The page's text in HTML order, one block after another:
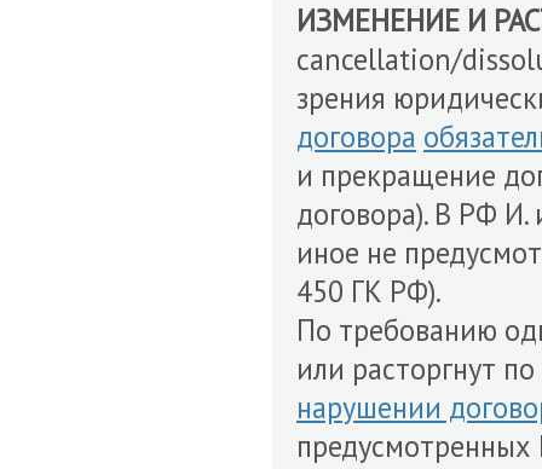
ИЗМЕНЕНИЕ И
cancellation/
зрения
договора
и прекращение
договора). В РФ
иное не
450 ГК РФ).
По требованию
или расторгнут по
нарушении